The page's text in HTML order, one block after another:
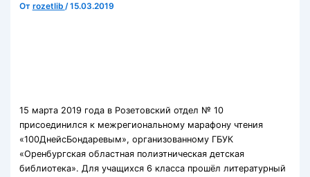
От rozetlib /15.03.2019
15 марта 2019 года в Розетовский отдел № 10
присоединился к межрегиональному марафону чтения
«100ДнейсБондаревым», организованному ГБУК
«Оренбургская областная полиэтническая детская
библиотека». Для учащихся 6 класса прошёл литературный